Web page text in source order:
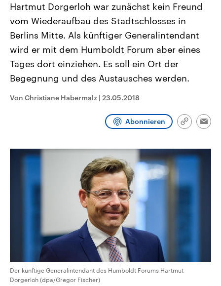
Landtagswahl Sachsen-Anhalt
2026
Alle Informationen
Sachsen-Anhalt wählt am 6.
September 2026 einen neuen
Landtag. Seit 2021 wird das
Bundesland von einer Koalition aus
CDU, SPD und FDP regiert.-
Umfragen, Prognosen,
Wahlprogramme, aktuelle Berichte
und Kandidaten der anstehenden
Aktuelle Beiträge,
Hintergründe
Wirtschaftlich und
gehören die Vereinigten
den mächtigsten Ländern
mit großem Einfluss auf
Hartmut Dorgerloh war zunächst kein Freund
vom Wiederaufbau des Stadtschlosses in
Berlins Mitte. Als künftiger Generalintendant
wird er mit dem Humboldt Forum aber eines
Tages dort einziehen. Es soll ein Ort der
Begegnung und des Austausches werden.
Von Christiane Habermalz | 23.05.2018
Abonnieren
Link
Der künftige Generalintendant des Humboldt Forums Hartmut
Dorgerloh (dpa/Gregor Fischer)